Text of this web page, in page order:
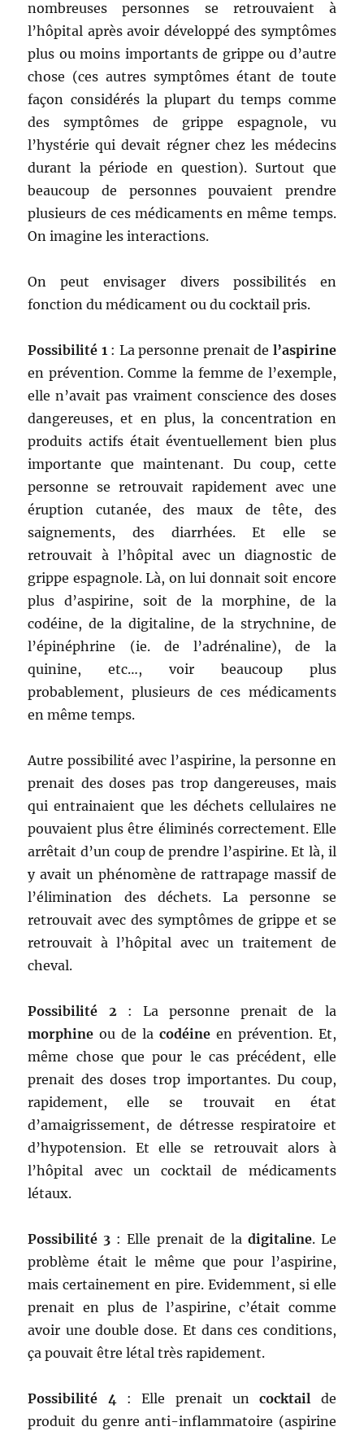
nombreuses personnes se retrouvaient à
l’hôpital après avoir développé des symptômes
plus ou moins importants de grippe ou d’autre
chose (ces autres symptômes étant de toute
façon considérés la plupart du temps comme
des symptômes de grippe espagnole, vu
l’hystérie qui devait régner chez les médecins
durant la période en question). Surtout que
beaucoup de personnes pouvaient prendre
plusieurs de ces médicaments en même temps.
On imagine les interactions.
On peut envisager divers possibilités en
fonction du médicament ou du cocktail pris.
Possibilité 1: La personne prenait de l’aspirine
en prévention. Comme la femme de l’exemple,
elle n’avait pas vraiment conscience des doses
dangereuses, et en plus, la concentration en
produits actifs était éventuellement bien plus
importante que maintenant. Du coup, cette
personne se retrouvait rapidement avec une
éruption cutanée, des maux de tête, des
saignements, des diarrhées. Et elle se
retrouvait à l’hôpital avec un diagnostic de
grippe espagnole. Là, on lui donnait soit encore
plus d’aspirine, soit de la morphine, de la
codéine, de la digitaline, de la strychnine, de
l’épinéphrine (ie. de l’adrénaline), de la
quinine, etc…, voir beaucoup plus
probablement, plusieurs de ces médicaments
en même temps.
Autre possibilité avec l’aspirine, la personne en
prenait des doses pas trop dangereuses, mais
qui entrainaient que les déchets cellulaires ne
pouvaient plus être éliminés correctement. Elle
arrêtait d’un coup de prendre l’aspirine. Et là, il
y avait un phénomène de rattrapage massif de
l’élimination des déchets. La personne se
retrouvait avec des symptômes de grippe et se
retrouvait à l’hôpital avec un traitement de
cheval.
Possibilité 2: La personne prenait de la
morphine ou de la codéineen prévention. Et,
même chose que pour le cas précédent, elle
prenait des doses trop importantes. Du coup,
rapidement, elle se trouvait en état
d’amaigrissement, de détresse respiratoire et
d’hypotension. Et elle se retrouvait alors à
l’hôpital avec un cocktail de médicaments
létaux.
Possibilité 3 : Elle prenait de la digitaline. Le
problème était le même que pour l’aspirine,
mais certainement en pire. Evidemment, si elle
prenait en plus de l’aspirine, c’était comme
avoir une double dose. Et dans ces conditions,
ça pouvait être létal très rapidement.
Possibilité 4: Elle prenait uncocktail de
produit du genre anti-inflammatoire (aspirine